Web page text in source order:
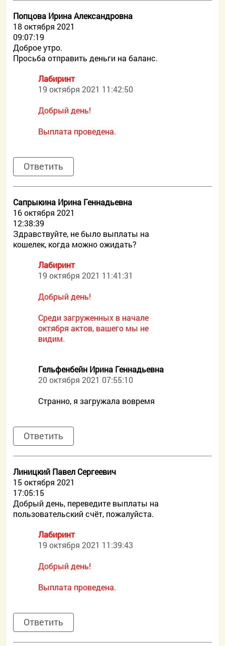
Попцова Ирина Александровна
18 октября 2021
09:07:19
Доброе утро.
Просьба отправить деньги на баланс.
Лабиринт
19 октября 2021 11:42:50
Добрый день!
Выплата проведена.
Ответить
Сапрыкина Ирина Геннадьевна
16 октября 2021
12:38:39
Здравствуйте, не было выплаты на
кошелек, когда можно ожидать?
Лабиринт
19 октября 2021 11:41:31
Добрый день!
Среди загруженных в начале
октября актов, вашего мы не
видим.
Гельфенбейн Ирина Геннадьевна
20 октября 2021 07:55:10
Странно, я загружала вовремя
Ответить
Линицкий Павел Сергеевич
15 октября 2021
17:05:15
Добрый день, переведите выплаты на
пользовательский счёт, пожалуйста.
Лабиринт
19 октября 2021 11:39:43
Добрый день!
Выплата проведена.
Ответить